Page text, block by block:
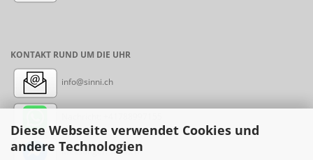
Diese Webseite verwendet Cookies und
andere Technologien
KONTAKT RUND UM DIE UHR
info@sinni.ch
Messenger: sinni.ch